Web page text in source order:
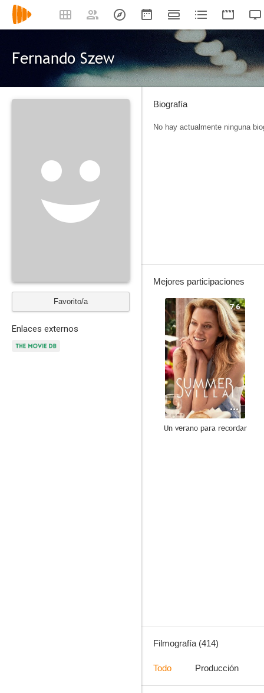
Fernando Szew
Favorito/a
Enlaces externos
Biografía
No hay actualmente ninguna
Mejores participaciones
7.6
Un verano para recordar
Filmografía (414)
Todo Producción